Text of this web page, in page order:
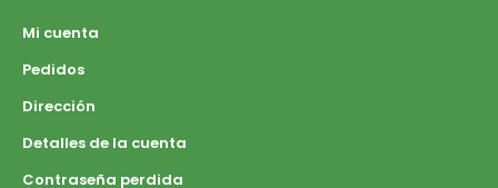
Mi cuenta
Pedidos
Dirección
Detalles de la cuenta
Contraseña perdida